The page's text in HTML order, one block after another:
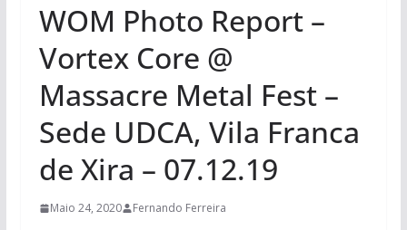
WOM Photo Report –
Vortex Core @
Massacre Metal Fest –
Sede UDCA, Vila Franca
de Xira – 07.12.19
Maio 24, 2020 Fernando Ferreira